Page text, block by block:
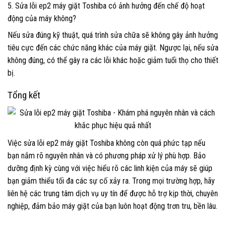
5. Sửa lỗi ep2 máy giặt Toshiba có ảnh hưởng đến chế độ hoạt
động của máy không?
Nếu sửa đúng kỹ thuật, quá trình sửa chữa sẽ không gây ảnh hưởng
tiêu cực đến các chức năng khác của máy giặt. Ngược lại, nếu sửa
không đúng, có thể gây ra các lỗi khác hoặc giảm tuổi thọ cho thiết
bị.
Tổng kết
Việc sửa lỗi ep2 máy giặt Toshiba không còn quá phức tạp nếu
bạn nắm rõ nguyên nhân và có phương pháp xử lý phù hợp. Bảo
dưỡng định kỳ cùng với việc hiểu rõ các linh kiện của máy sẽ giúp
bạn giảm thiểu tối đa các sự cố xảy ra. Trong mọi trường hợp, hãy
liên hệ các trung tâm dịch vụ uy tín để được hỗ trợ kịp thời, chuyên
nghiệp, đảm bảo máy giặt của bạn luôn hoạt động trơn tru, bền lâu.